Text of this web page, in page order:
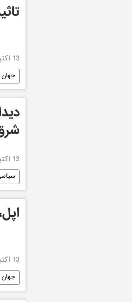
13 اکتبر 2020, 21:51
جهان
13 اکتبر 2020, 21:45
اپل،
13 اکتبر 2020, 20:56
جهان